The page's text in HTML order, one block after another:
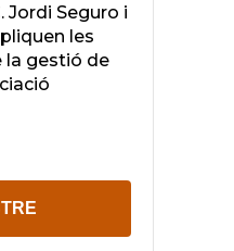
Jordi Seguro i
les
la gestió de